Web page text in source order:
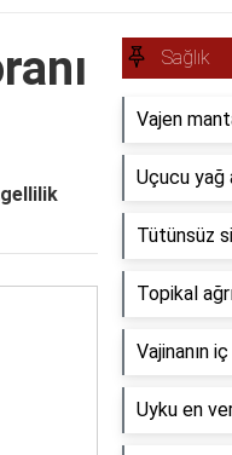
Sağlık
Vajen
Uçucu yağ
Tütünsüz
Topikal
Vajinanın
Uyku en